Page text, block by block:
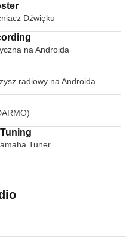
Dźwięku
na Androida
radiowy na Androida
Tuner